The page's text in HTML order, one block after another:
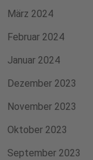
März 2024
Februar 2024
Januar 2024
Dezember 2023
November 2023
Oktober 2023
September 2023